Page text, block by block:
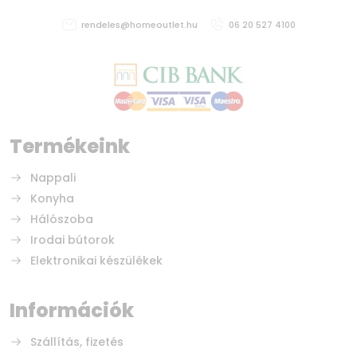
Termékeink
Nappali
Konyha
Hálószoba
Irodai bútorok
Elektronikai készülékek
rendeles@homeoutlet.hu 06 20 527 4100
Információk
Szállítás, fizetés